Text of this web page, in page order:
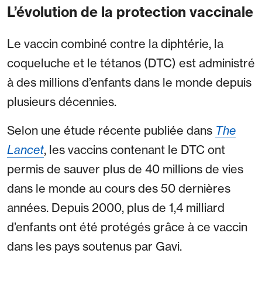
L’évolution de la protection vaccinale
Le vaccin combiné contre la diphtérie, la
coqueluche et le tétanos (DTC) est administré
à des millions d’enfants dans le monde depuis
plusieurs décennies.
Selon une étude récente publiée dans The
Lancet, les vaccins contenant le DTC ont
permis de sauver plus de 40 millions de vies
dans le monde au cours des 50 dernières
années. Depuis 2000, plus de 1,4 milliard
d’enfants ont été protégés grâce à ce vaccin
dans les pays soutenus par Gavi.